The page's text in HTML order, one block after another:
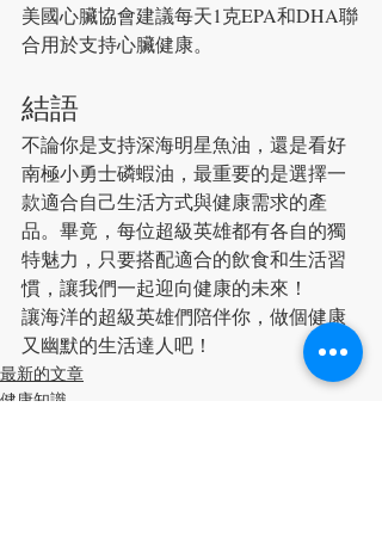
美國心臟協會建議每天1克EPA和DHA聯
合用於支持心臟健康。
結語
不論你是支持深海明星魚油，還是看好
南極小勇士磷蝦油，最重要的是選擇一
款適合自己生活方式與健康需求的產
品。畢竟，每位超級英雄都有各自的獨
特魅力，只要搭配適合的飲食和生活習
慣，讓我們一起迎向健康的未來！
讓海洋的超級英雄們陪伴你，做個健康
又幽默的生活達人吧！
最新的文章
健康知識